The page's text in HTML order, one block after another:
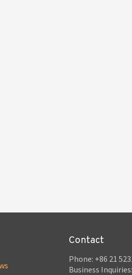
Contact
Phone: +86 21
Business Inquiries: